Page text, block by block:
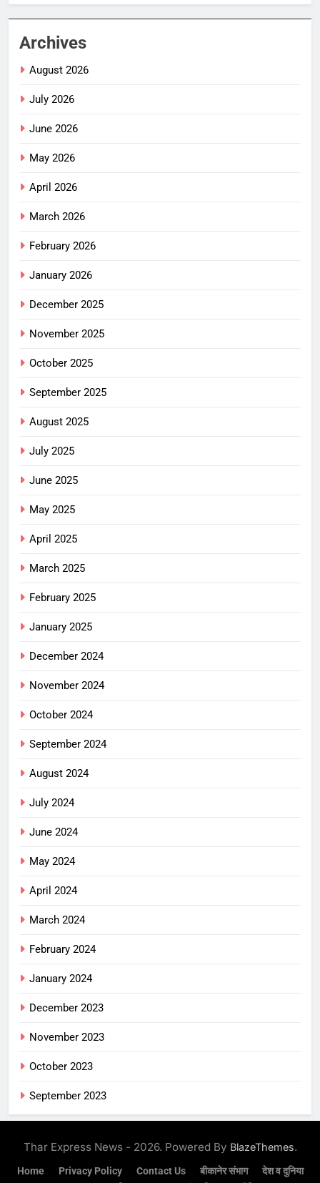
Archives
August 2026
July 2026
June 2026
May 2026
April 2026
March 2026
February 2026
January 2026
December 2025
November 2025
October 2025
September 2025
August 2025
July 2025
June 2025
May 2025
April 2025
March 2025
February 2025
January 2025
December 2024
November 2024
October 2024
September 2024
August 2024
July 2024
June 2024
May 2024
April 2024
March 2024
February 2024
January 2024
December 2023
November 2023
October 2023
September 2023
Thar Express News - 2026. Powered By BlazeThemes.
Home Privacy Policy Contact Us बीकानेर संभाग
देश व दुनिया